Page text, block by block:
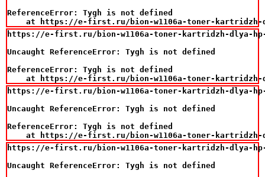
ReferenceError: Tygh is not defined
at https://e-first.ru/bion-w1106a-toner-
https://e-first.ru/bion-w1106a-toner-kartridzh-dlya-hp-
Uncaught ReferenceError: Tygh is not defined
ReferenceError: Tygh is not defined
at https://e-first.ru/bion-w1106a-toner-
https://e-first.ru/bion-w1106a-toner-kartridzh-dlya-hp-
Uncaught ReferenceError: Tygh is not defined
ReferenceError: Tygh is not defined
at https://e-first.ru/bion-w1106a-toner-
https://e-first.ru/bion-w1106a-toner-kartridzh-dlya-hp-
Uncaught ReferenceError: Tygh is not defined